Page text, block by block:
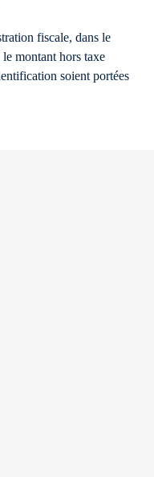
fiscale, dans le
montant hors taxe
soient portées